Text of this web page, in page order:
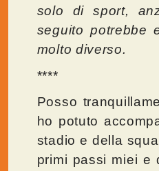
solo di sport,
seguito potrebbe
molto diverso.
****
Posso
ho potuto
stadio e della
primi passi miei e